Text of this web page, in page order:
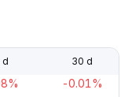
d 30 d
-0.01%